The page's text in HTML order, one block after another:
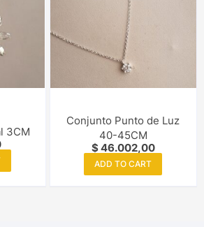
3CM
Conjunto Punto de Luz
40-45CM
$46.002,00
ADD TO CART